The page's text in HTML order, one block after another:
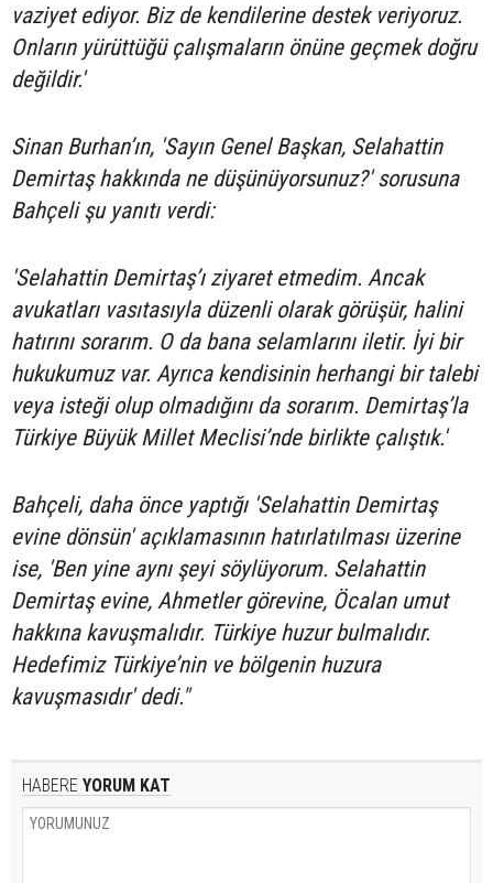
vaziyet ediyor. Biz de kendilerine destek veriyoruz.
Onların yürüttüğü çalışmaların önüne geçmek doğru
değildir.'
Sinan Burhan’ın, 'Sayın Genel Başkan, Selahattin
Demirtaş hakkında ne düşünüyorsunuz?' sorusuna
Bahçeli şu yanıtı verdi:
'Selahattin Demirtaş’ı ziyaret etmedim. Ancak
avukatları vasıtasıyla düzenli olarak görüşür, halini
hatırını sorarım. O da bana selamlarını iletir. İyi bir
hukukumuz var. Ayrıca kendisinin herhangi bir talebi
veya isteği olup olmadığını da sorarım. Demirtaş’la
Türkiye Büyük Millet Meclisi’nde birlikte çalıştık.'
Bahçeli, daha önce yaptığı 'Selahattin Demirtaş
evine dönsün' açıklamasının hatırlatılması üzerine
ise, 'Ben yine aynı şeyi söylüyorum. Selahattin
Demirtaş evine, Ahmetler görevine, Öcalan umut
hakkına kavuşmalıdır. Türkiye huzur bulmalıdır.
Hedefimiz Türkiye’nin ve bölgenin huzura
kavuşmasıdır' dedi."
HABERE YORUM KAT